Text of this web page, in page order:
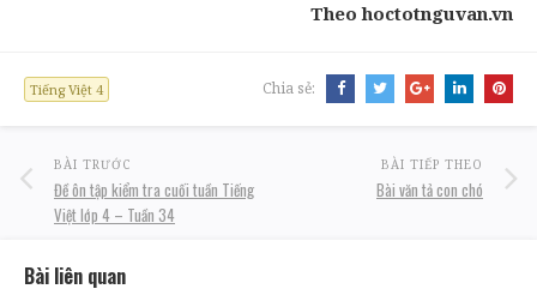
Theo hoctotnguvan.vn
Tiếng Việt 4 Chia sẻ:
BÀI TRƯỚC
Đề ôn tập kiểm tra cuối tuần Tiếng
Việt lớp 4 – Tuần 34
BÀI TIẾP THEO
Bài văn tả con chó
Bài liên quan